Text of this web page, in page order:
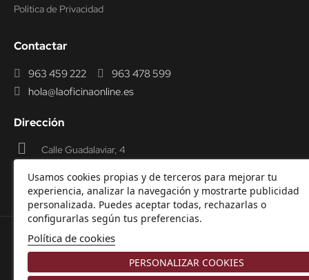
Usamos cookies propias y de terceros para mejorar tu
experiencia, analizar la navegación y mostrarte publicidad
personalizada. Puedes aceptar todas, rechazarlas o
configurarlas según tus preferencias.
Política de cookies
PERSONALIZAR COOKIES
Política de Privacidad
Contactar
963 459 222
963 478 599
hola@laoficinaonline.es
Dirección
Calle Guadalaviar, 4
© 2000-2026 Laoficinaonline.
Aviso Legal-Política de cookies-Política de